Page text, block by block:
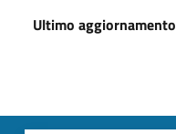
Ultimo aggiornamento